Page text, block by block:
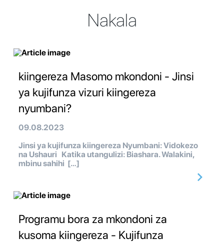
Nakala
kiingereza Masomo mkondoni - Jinsi
ya kujifunza vizuri kiingereza
nyumbani?
09.08.2023
Jinsi ya kujifunza kiingereza Nyumbani: Vidokezo
na Ushauri Katika utangulizi: Biashara. Walakini,
mbinu sahihi […]
Programu bora za mkondoni za
kusoma kiingereza - Kujifunza